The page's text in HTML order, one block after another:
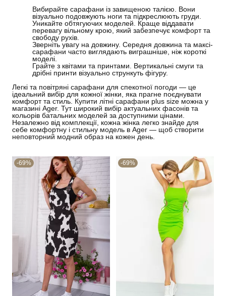
Вибирайте сарафани із завищеною талією. Вони
візуально подовжують ноги та підкреслюють груди.
Уникайте обтягуючих моделей. Краще віддавати
перевагу вільному крою, який забезпечує комфорт та
свободу рухів.
Зверніть увагу на довжину. Середня довжина та максі-
сарафани часто виглядають виграшніше, ніж короткі
моделі.
Грайте з квітами та принтами. Вертикальні смуги та
дрібні принти візуально стрункуть фігуру.
Легкі та повітряні сарафани для спекотної погоди — це
ідеальний вибір для кожної жінки, яка прагне поєднувати
комфорт та стиль. Купити літні сарафани plus size можна у
магазині Ager. Тут широкий вибір актуальних фасонів та
кольорів батальних моделей за доступними цінами.
Незалежно від комплекції, кожна жінка легко знайде для
себе комфортну і стильну модель в Ager — щоб створити
неповторний модний образ на кожен день.
-69% -69%